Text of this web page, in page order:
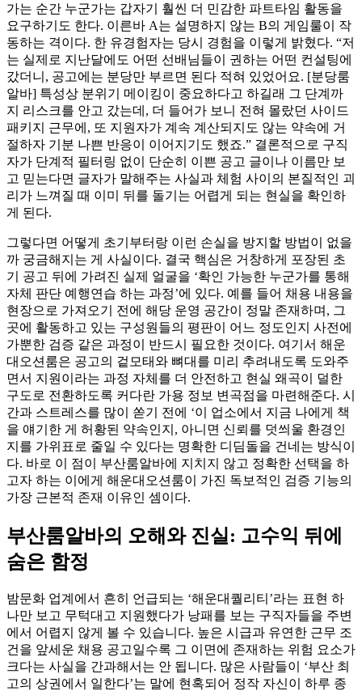
가는 순간 누군가는 갑자기 훨씬 더 민감한 파트타임 활동을
요구하기도 한다. 이른바 A는 설명하지 않는 B의 게임룰이 작
동하는 격이다. 한 유경험자는 당시 경험을 이렇게 밝혔다. “저
는 실제로 지난달에도 어떤 선배님들이 권하는 어떤 컨설팅에
갔더니, 공고에는 분당만 부르면 된다 적혀 있었어요. [분당룸
알바] 특성상 분위기 메이킹이 중요하다고 하길래 그 단계까
지 리스크를 안고 갔는데, 더 들어가 보니 전혀 몰랐던 사이드
패키지 근무에, 또 지원자가 계속 계산되지도 않는 약속에 거
절하자 기분 나쁜 반응이 이어지기도 했죠.” 결론적으로 구직
자가 단계적 필터링 없이 단순히 이쁜 공고 글이나 이름만 보
고 믿는다면 글자가 말해주는 사실과 체험 사이의 본질적인 괴
리가 느껴질 때 이미 뒤를 돌기는 어렵게 되는 현실을 확인하
게 된다.
그렇다면 어떻게 초기부터랑 이런 손실을 방지할 방법이 없을
까 궁금해지는 게 사실이다. 결국 핵심은 거창하게 포장된 초
기 공고 뒤에 가려진 실제 얼굴을 ‘확인 가능한 누군가를 통해
자체 판단 예행연습 하는 과정’에 있다. 예를 들어 채용 내용을
현장으로 가져오기 전에 해당 운영 공간이 정말 존재하며, 그
곳에 활동하고 있는 구성원들의 평판이 어느 정도인지 사전에
가뿐한 검증 같은 과정이 반드시 필요한 것이다. 여기서 해운
대오션룸은 공고의 겉모태와 뼈대를 미리 추려내도록 도와주
면서 지원이라는 과정 자체를 더 안전하고 현실 왜곡이 덜한
구도로 전환하도록 커다란 가용 정보 변곡점을 마련해준다. 시
간과 스트레스를 많이 쏟기 전에 ‘이 업소에서 지금 나에게 책
을 얘기한 게 허황된 약속인지, 아니면 신뢰를 덧씌울 환경인
지를 가위표로 줄일 수 있다는 명확한 디딤돌을 건네는 방식이
다. 바로 이 점이 부산룸알바에 지치지 않고 정확한 선택을 하
고자 하는 이에게 해운대오션룸이 가진 독보적인 검증 기능의
가장 근본적 존재 이유인 셈이다.
부산룸알바의 오해와 진실: 고수익 뒤에
숨은 함정
밤문화 업계에서 흔히 언급되는 ‘해운대퀄리티’라는 표현 하
나만 보고 무턱대고 지원했다가 낭패를 보는 구직자들을 주변
에서 어렵지 않게 볼 수 있습니다. 높은 시급과 유연한 근무 조
건을 앞세운 채용 공고일수록 그 이면에 존재하는 위험 요소가
크다는 사실을 간과해서는 안 됩니다. 많은 사람들이 ‘부산 최
고의 상권에서 일한다’는 말에 현혹되어 정작 자신이 하루 종